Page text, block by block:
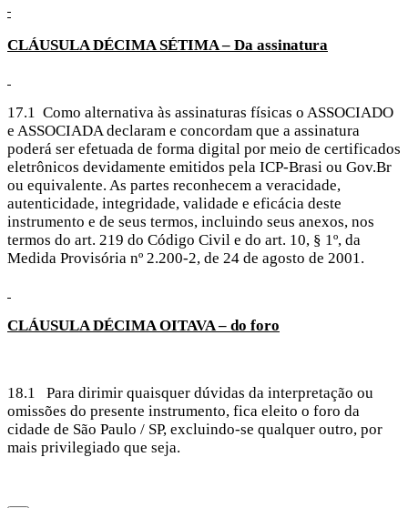
CLÁUSULADÉCIMA SÉTIMA – Da assinatura
17.1 Como alternativa às assinaturas físicas o ASSOCIADO
e ASSOCIADA declaram e concordam que a assinatura
poderá ser efetuada de forma digital por meio de certificados
eletrônicos devidamente emitidos pela ICP-Brasi ou Gov.Br
ou equivalente. As partes reconhecem a veracidade,
autenticidade, integridade, validade e eficácia deste
instrumento e de seus termos, incluindo seus anexos, nos
termos do art. 219 do Código Civil e do art. 10, § 1º, da
Medida Provisória nº 2.200-2, de 24 de agosto de 2001.
CLÁUSULADÉCIMA OITAVA – do foro
18.1 Para dirimir quaisquer dúvidas da interpretação ou
omissões do presente instrumento, fica eleito o foro da
cidade de São Paulo / SP, excluindo-se qualquer outro, por
mais privilegiado que seja.